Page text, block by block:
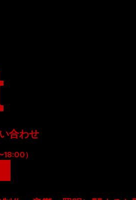
合わせ
）